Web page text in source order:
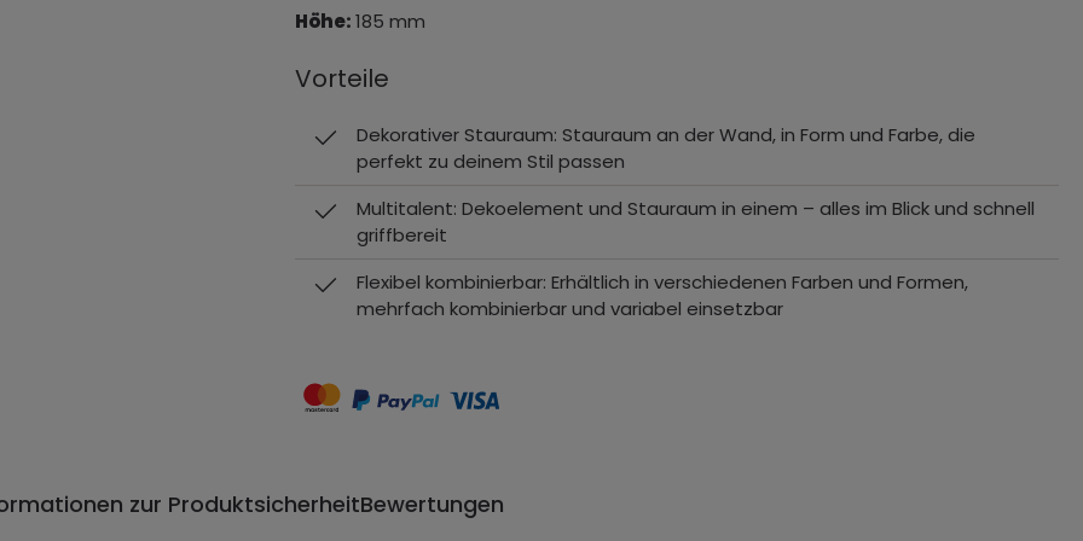
Höhe:185 mm
Vorteile
Dekorativer Stauraum: Stauraum an der Wand, in Form und Farbe, die
perfekt zu deinem Stil passen
Multitalent: Dekoelement und Stauraum in einem – alles im Blick und schnell
griffbereit
Flexibel kombinierbar: Erhältlich in verschiedenen Farben und Formen,
mehrfach kombinierbar und variabel einsetzbar
zur ProduktsicherheitBewertungen